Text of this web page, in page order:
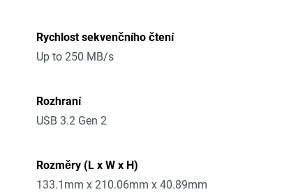
Rychlost sekvenčního čtení
Up to 250 MB/s
Rozhraní
USB 3.2 Gen 2
Rozměry (L x W x H)
133.1mm x 210.06mm x 40.89mm